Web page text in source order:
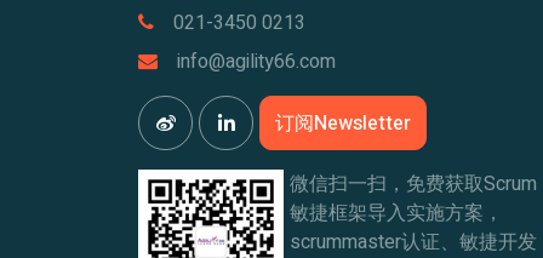
021-3450 0213
info@agility66.com
订阅Newsletter
微信扫一扫，免费获取Scrum
敏捷框架导入实施方案，
scrummaster认证、敏捷开发